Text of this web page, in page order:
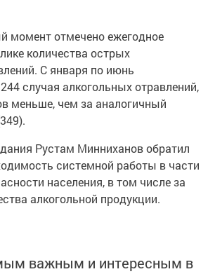
момент отмечено ежегодное
количества острых
С января по июнь
случая алкогольных отравлений,
меньше, чем за аналогичный
Рустам Минниханов обратил
системной работы в части
населения, в том числе за
алкогольной продукции.
важным и интересным в